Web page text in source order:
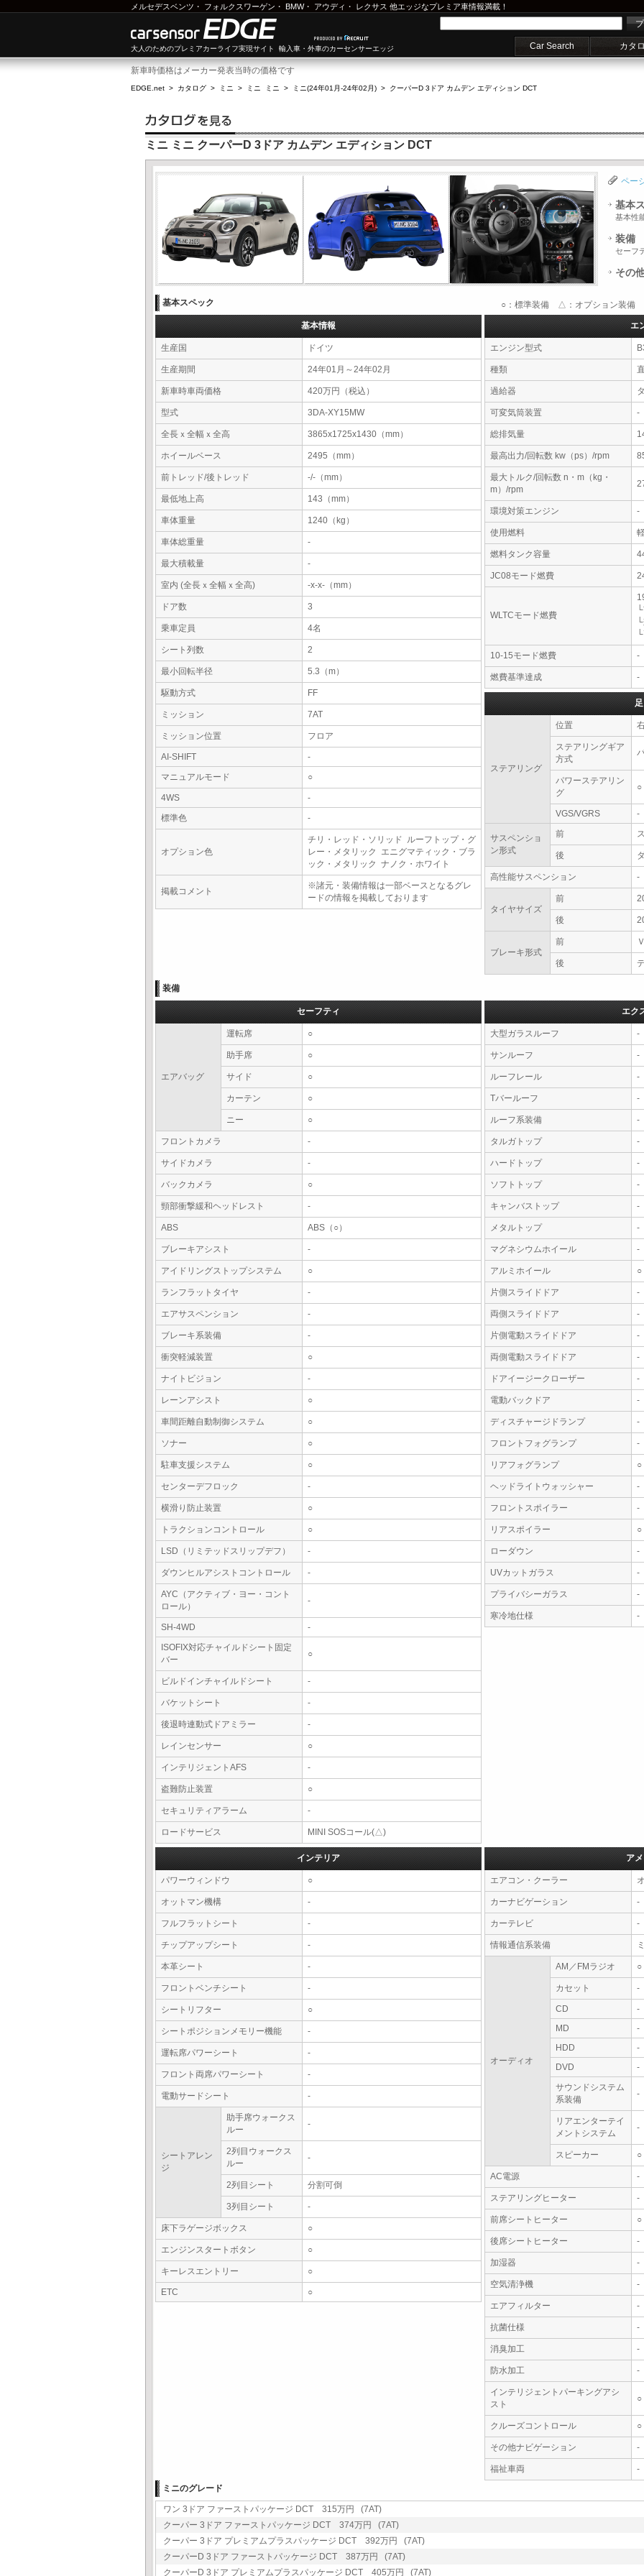
メルセデスベンツ ・ フォルクスワーゲン ・ BMW・ アウディ ・ レクサス 他エッジなプレミア車情報満載！
大人のためのプレミアカーライフ実現サイト 輸入車・外車のカーセンサーエッジ Car Search カタ
新車時価格はメーカー発表当時の価格です
EDGE.net > カタログ > ミニ > ミニ ミニ > ミニ(24年01月-24年02月) > クーパーD 3ドア カムデン エディション DCT
ミニ ミニ クーパーD 3ドア カムデン エディション DCT
ペー
基本
基本性
装備
セーフ
その
基本スペック ○：標準装備 △：オプション装備 -
基本情報
生産国 ドイツ
生産期間 24年01月～24年02月
新車時車両価格 420万円（税込）
型式 3DA-XY15MW
全長ｘ全幅ｘ全高 3865x1725x1430（mm）
ホイールベース 2495（mm）
前トレッド/後トレッド -/-（mm）
最低地上高 143（mm）
車体重量 1240（kg）
車体総重量 -
最大積載量 -
室内 (全長ｘ全幅ｘ全高) -x-x-（mm）
ドア数 3
乗車定員 4名
シート列数 2
最小回転半径 5.3（m）
駆動方式 FF
ミッション 7AT
ミッション位置 フロア
AI-SHIFT
-
マニュアルモード
○
4WS
-
標準色
-
オプション色
チリ・レッド・ソリッド ルーフトップ・グ
レー・メタリック エニグマティック・ブラ
ック・メタリック ナノク・ホワイト
掲載コメント
※諸元・装備情報は一部ベースとなるグレ
ードの情報を掲載しております
エ
エンジン型式
種類
過給器
可変気筒装置 -
総排気量
最高出力/回転数 kw（ps）/rpm
最大トルク/回転数 n・m（kg・
m）/rpm
環境対策エンジン -
使用燃料
燃料タンク容量
JC08モード燃費
WLTCモード燃費
10-15モード燃費 -
燃費基準達成 -
ステアリング
位置
ステアリングギア
方式
パワーステアリン
グ
○
VGS/VGRS -
サスペンショ
ン形式
前
後
高性能サスペンション -
タイヤサイズ
前
後
ブレーキ形式
前
後
装備
セーフティ
エアバッグ
運転席 ○
助手席 ○
サイド ○
カーテン ○
ニー ○
フロントカメラ -
サイドカメラ -
バックカメラ ○
頸部衝撃緩和ヘッドレスト -
ABS ABS（○）
ブレーキアシスト -
アイドリングストップシステム ○
ランフラットタイヤ -
エアサスペンション -
ブレーキ系装備 -
衝突軽減装置 ○
ナイトビジョン -
レーンアシスト ○
車間距離自動制御システム ○
ソナー ○
駐車支援システム ○
センターデフロック -
横滑り防止装置 ○
トラクションコントロール ○
LSD（リミテッドスリップデフ） -
ダウンヒルアシストコントロール -
AYC（アクティブ・ヨー・コント
ロール）
-
SH-4WD
-
ISOFIX対応チャイルドシート固定
バー
○
ビルドインチャイルドシート -
バケットシート -
後退時連動式ドアミラー -
レインセンサー ○
インテリジェントAFS -
盗難防止装置 ○
セキュリティアラーム -
ロードサービス MINI SOSコール(△)
エク
大型ガラスルーフ -
サンルーフ -
ルーフレール -
Tバールーフ -
ルーフ系装備 -
タルガトップ -
ハードトップ -
ソフトトップ -
キャンバストップ -
メタルトップ -
マグネシウムホイール -
アルミホイール ○
片側スライドドア -
両側スライドドア -
片側電動スライドドア -
両側電動スライドドア -
ドアイージークローザー -
電動バックドア -
ディスチャージドランプ -
フロントフォグランプ -
リアフォグランプ ○
ヘッドライトウォッシャー -
フロントスポイラー -
リアスポイラー ○
ローダウン -
UVカットガラス -
プライバシーガラス -
寒冷地仕様 -
インテリア
パワーウィンドウ ○
オットマン機構 -
フルフラットシート -
チップアップシート -
本革シート -
フロントベンチシート -
シートリフター ○
シートポジションメモリー機能 -
運転席パワーシート -
フロント両席パワーシート -
電動サードシート -
シートアレン
ジ
助手席ウォークス
ルー
-
2列目ウォークス
ルー
-
2列目シート 分割可倒
3列目シート -
床下ラゲージボックス ○
エンジンスタートボタン ○
キーレスエントリー ○
ETC ○
ア
エアコン・クーラー
カーナビゲーション -
カーテレビ -
情報通信系装備
オーディオ
AM／FMラジオ ○
カセット -
CD
-
MD
-
HDD
-
DVD
-
サウンドシステム
系装備
-
リアエンターテイ
メントシステム
-
スピーカー ○
AC電源 -
ステアリングヒーター -
前席シートヒーター ○
後席シートヒーター -
加湿器 -
空気清浄機 -
エアフィルター -
抗菌仕様 -
消臭加工 -
防水加工 -
インテリジェントパーキングアシ
スト
○
クルーズコントロール ○
その他ナビゲーション -
福祉車両
-
ミニのグレード
ワン 3ドア ファーストパッケージ DCT 315万円 (7AT)
クーパー 3ドア ファーストパッケージ DCT 374万円 (7AT)
クーパー 3ドア プレミアムプラスパッケージ DCT 392万円 (7AT)
クーパーD 3ドア ファーストパッケージ DCT 387万円 (7AT)
クーパーD 3ドア プレミアムプラスパッケージ DCT 405万円 (7AT)